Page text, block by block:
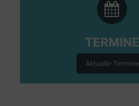
TERMINE
Aktuelle Termine